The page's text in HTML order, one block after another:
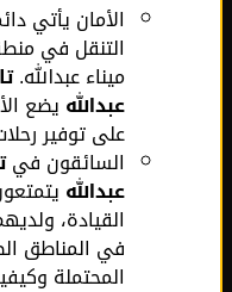
الأمان يأتي
التنقل في
ميناء عبدالله.
عبداللهيضع
على توفير رحلات
السائقون في
عبداللهيتمتعون
القيادة، ولديهم
في المناطق
المحتملة